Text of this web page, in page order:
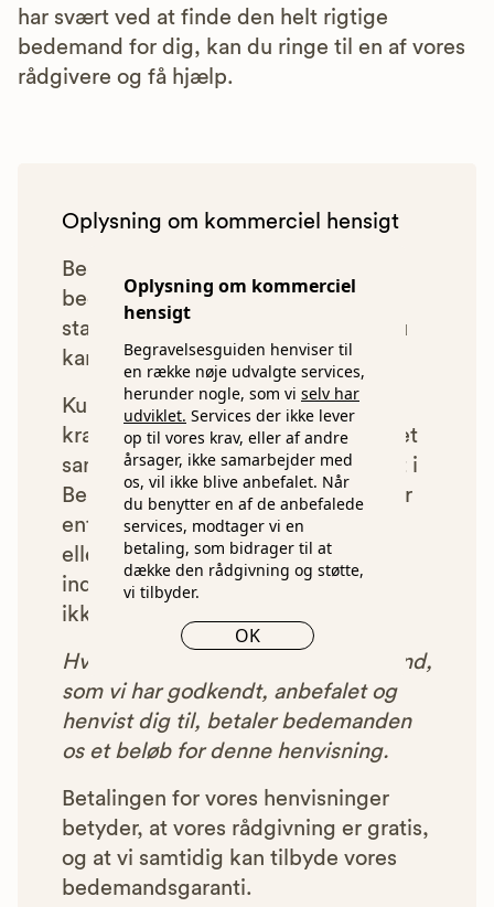
Oplysning om kommerciel
hensigt
Begravelsesguiden henviser til
en række nøje udvalgte services,
herunder nogle, som vi selv har
udviklet. Services der ikke lever
op til vores krav, eller af andre
årsager, ikke samarbejder med
os, vil ikke blive anbefalet. Når
du benytter en af de anbefalede
services, modtager vi en
betaling, som bidrager til at
dække den rådgivning og støtte,
vi tilbyder.
OK
har svært ved at finde den helt rigtige
bedemand for dig, kan du ringe til en af vores
rådgivere og få hjælp.
Oplysning om kommerciel hensigt
Begravelsesguiden anbefaler kun
bedemænd, der lever op til vores
statistiske pris- og kvalitetskrav. Du
kan læse mere om vores krav
Kun bedemænd der lever op til
kravene har mulighed for at indgå et
samarbejde med os om at blive vist i
Begravelsesguiden. Bedemænd der
enten ikke lever op til vores krav,
eller som af andre årsager ikke har
indgået et samarbejde med os, vil
ikke blive vist i vores anbefalinger.
Hver gang du benytter en bedemand,
som vi har godkendt, anbefalet og
henvist dig til, betaler bedemanden
os et beløb for denne henvisning.
Betalingen for vores henvisninger
betyder, at vores rådgivning er gratis,
og at vi samtidig kan tilbyde vores
bedemandsgaranti.